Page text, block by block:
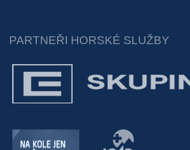
PARTNEŘI HORSKÉ SLUŽBY